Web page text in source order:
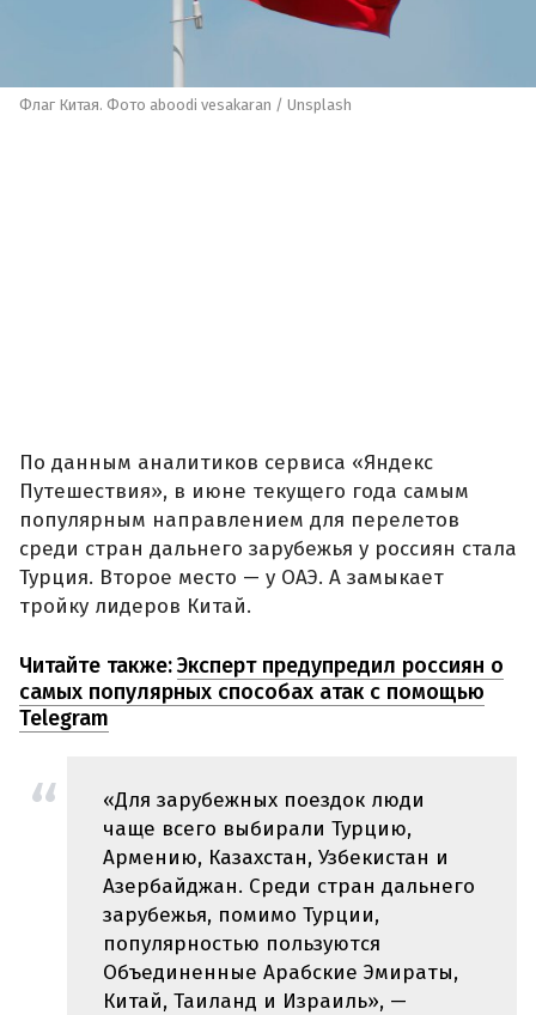
Флаг Китая. Фото aboodi vesakaran / Unsplash
По данным аналитиков сервиса «Яндекс
Путешествия», в июне текущего года самым
популярным направлением для перелетов
среди стран дальнего зарубежья у россиян стала
Турция. Второе место — у ОАЭ. А замыкает
тройку лидеров Китай.
Читайте также:Эксперт предупредил россиян о
самых популярных способах атак с помощью
Telegram
«Для зарубежных поездок люди
чаще всего выбирали Турцию,
Армению, Казахстан, Узбекистан и
Азербайджан. Среди стран дальнего
зарубежья, помимо Турции,
популярностью пользуются
Объединенные Арабские Эмираты,
Китай, Таиланд и Израиль», —